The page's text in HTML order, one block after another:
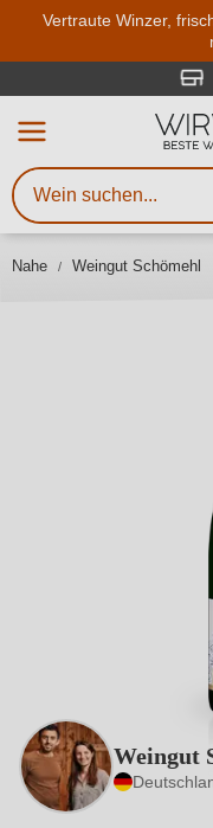
Vertraute Winzer,
Nahe Weingut Schömehl
Weingut
Weinsuche
Mindestens 3
Sie